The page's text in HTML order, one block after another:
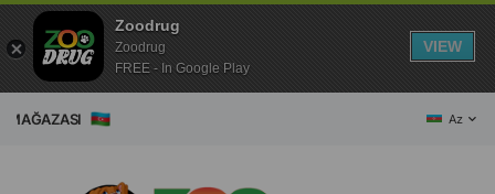
Az
Zoodrug
Zoodrug
FREE - In Google Play
VIEW